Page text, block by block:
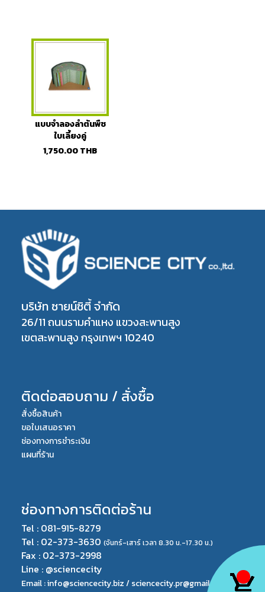
แบบจำลองลำต้นพืช
ใบเลี้ยงคู่
1,750.00THB
บริษัท ซายน์ซิตี้ จำกัด
26/11 ถนนรามคำแหง แขวงสะพานสูง
เขตสะพานสูง กรุงเทพฯ 10240
ติดต่อสอบถาม / สั่งซื้อ
สั่งซื้อสินค้า
ขอใบเสนอราคา
ช่องทางการชำระเงิน
แผนที่ร้าน
ช่องทางการติดต่อร้าน
Tel : 081-915-8279
Tel : 02-373-3630 (จันทร์-เสาร์ เวลา 8.30 น.-17.30 น.)
Fax : 02-373-2998
Line : @sciencecity
Email : info@sciencecity.biz /sciencecity.pr@gmail.com